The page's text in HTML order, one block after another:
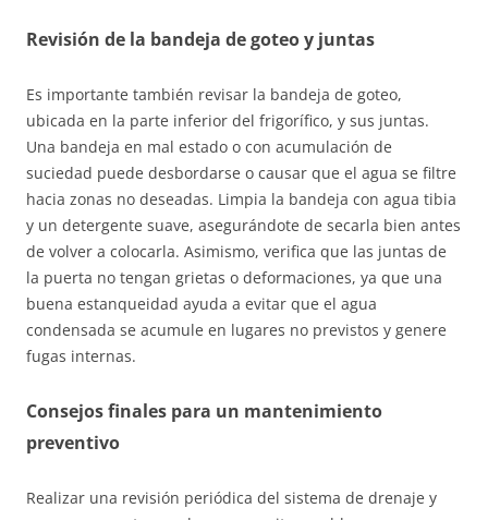
Revisión de la bandeja de goteo y juntas
Es importante también revisar la bandeja de goteo,
ubicada en la parte inferior del frigorífico, y sus juntas.
Una bandeja en mal estado o con acumulación de
suciedad puede desbordarse o causar que el agua se filtre
hacia zonas no deseadas. Limpia la bandeja con agua tibia
y un detergente suave, asegurándote de secarla bien antes
de volver a colocarla. Asimismo, verifica que las juntas de
la puerta no tengan grietas o deformaciones, ya que una
buena estanqueidad ayuda a evitar que el agua
condensada se acumule en lugares no previstos y genere
fugas internas.
Consejos finales para un mantenimiento
preventivo
Realizar una revisión periódica del sistema de drenaje y